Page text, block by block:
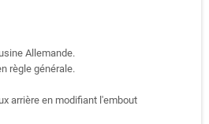
Allemande.
règle générale.
arrière en modifiant l'embout